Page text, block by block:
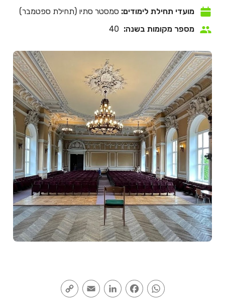
מועדי תחילת לימודים: סמסטר סתיו (תחילת ספטמבר)
מספר מקומות בשנה: 40
WhatsApp
Facebook
LinkedIn
Email